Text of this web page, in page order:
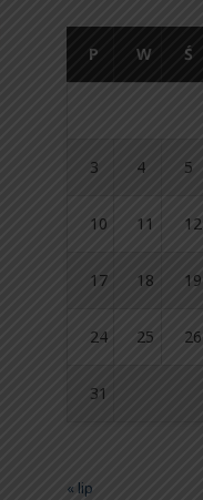
P W Ś
3 4 5
10 11 12
17 18 19
24 25 26
31
« lip